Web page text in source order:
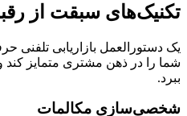
تکنیک‌های سبقت از
یک دستورالعمل بازاریابی تلفنی
شما را در ذهن مشتری متمایز کند
ببرد.
شخصی‌سازی مکالمات